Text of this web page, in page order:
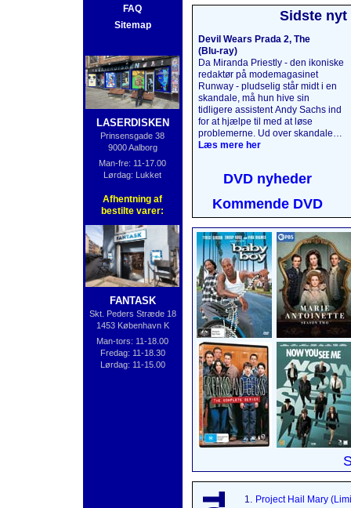
FAQ
Sitemap
LASERDISKEN
Prinsensgade 38
9000 Aalborg
Man-fre: 11-17.00
Lørdag: Lukket
Afhentning af
bestilte varer:
FANTASK
Skt. Peders Stræde 18
1453 København K
Man-tors: 11-18.00
Fredag: 11-18.30
Lørdag: 11-15.00
Sidste nyt
Devil Wears Prada 2, The
(Blu‑ray)
Da Miranda Priestly - den ikoniske
redaktør på modemagasinet
Runway - pludselig står midt i en
skandale, må hun hive sin
tidligere assistent Andy Sachs ind
for at hjælpe til med at løse
problemerne. Ud over skandalen
må det umage par også forholde
assistent Emily Charltons nye
luksusindustrien. Alle spillerne fra
den første film er tilbage i deres
legendariske roller.Læs mere
her....
Læs mere her
DVD nyheder
Kommende DVD
1. Project Hail Mary